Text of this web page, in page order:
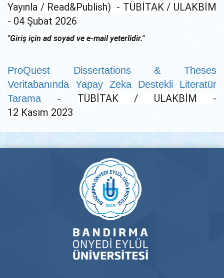
Yayınla / Read&Publish) - TÜBİTAK / ULAKBİM
- 04 Şubat 2026
"Giriş için ad soyad ve e-mail yeterlidir."
ProQuest Dissertations & Theses
Veritabanında Yapay Zeka Destekli Literatür
Tarama - TÜBİTAK / ULAKBİM -
12 Kasım 2023